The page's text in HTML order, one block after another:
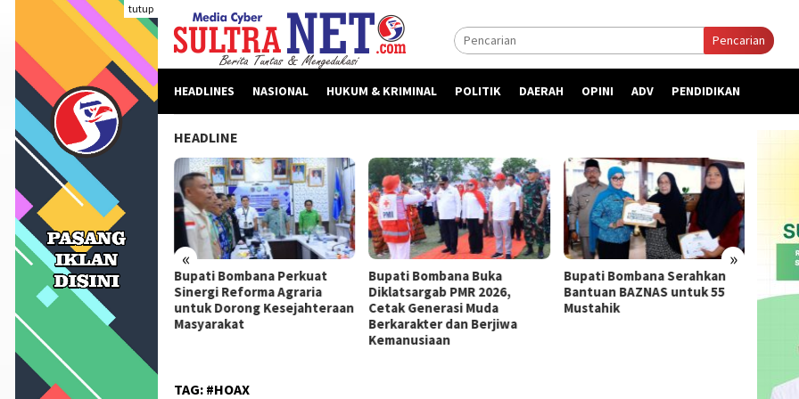
konten
tutup
Pencarian
HEADLINES NASIONAL HUKUM & KRIMINAL POLITIK DAERAH OPINI ADV PENDIDIKAN
HEADLINE
« »
Dinilai Fitnah,
Bombana Tempuh
Dewan Pers Sebelum
Hukum
Bupati Bombana Perkuat
Sinergi Reforma Agraria
untuk Dorong Kesejahteraan
Masyarakat
Bupati Bombana Buka
Diklatsargab PMR 2026,
Cetak Generasi Muda
Berkarakter dan Berjiwa
Kemanusiaan
Bupati Bombana Serahkan
Bantuan BAZNAS untuk 55
Mustahik
TAG: #HOAX